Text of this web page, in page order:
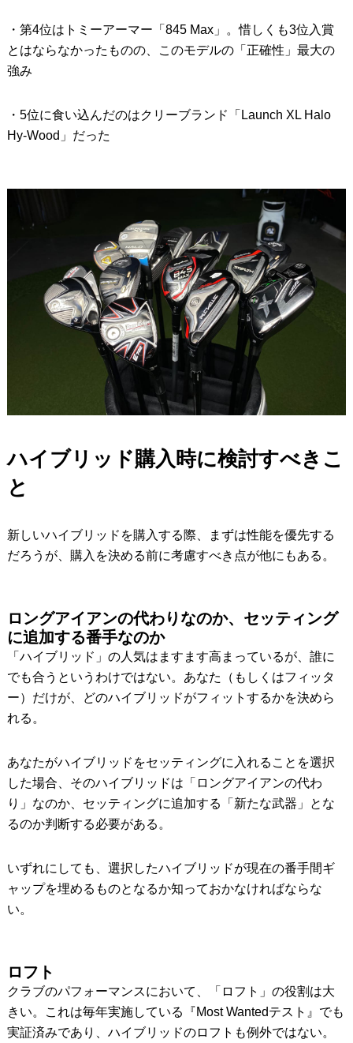
・第4位はトミーアーマー「845 Max」。惜しくも3位入賞
とはならなかったものの、このモデルの「正確性」最大の
強み
・5位に食い込んだのはクリーブランド「Launch XL Halo
Hy-Wood」だった
ハイブリッド購入時に検討すべきこ
と
新しいハイブリッドを購入する際、まずは性能を優先する
だろうが、購入を決める前に考慮すべき点が他にもある。
ロングアイアンの代わりなのか、セッティング
に追加する番手なのか
「ハイブリッド」の人気はますます高まっているが、誰に
でも合うというわけではない。あなた（もしくはフィッタ
ー）だけが、どのハイブリッドがフィットするかを決めら
れる。
あなたがハイブリッドをセッティングに入れることを選択
した場合、そのハイブリッドは「ロングアイアンの代わ
り」なのか、セッティングに追加する「新たな武器」とな
るのか判断する必要がある。
いずれにしても、選択したハイブリッドが現在の番手間ギ
ャップを埋めるものとなるか知っておかなければならな
い。
ロフト
クラブのパフォーマンスにおいて、「ロフト」の役割は大
きい。これは毎年実施している『Most Wantedテスト』でも
実証済みであり、ハイブリッドのロフトも例外ではない。